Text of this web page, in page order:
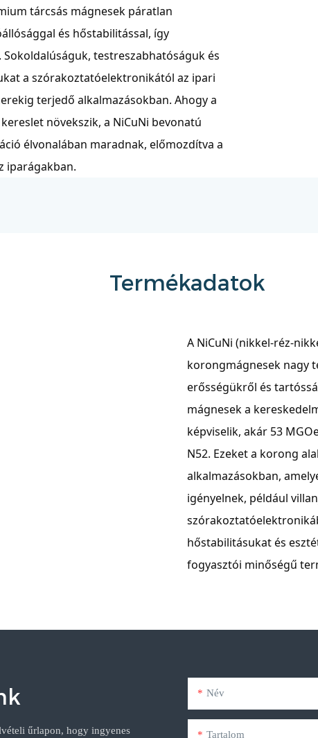
tárcsás mágnesek páratlan
és hőstabilitással, így
testreszabhatóságuk és
a szórakoztatóelektronikától az ipari
terjedő alkalmazásokban. Ahogy a
növekszik, a NiCuNi bevonatú
élvonalában maradnak, előmozdítva a
iparágakban.
Termékadatok
A NiCuNi (nikkel-réz-
korongmágnesek nagy
erősségükről és
mágnesek a
képviselik, akár 53
N52. Ezeket a korong
alkalmazásokban,
igényelnek, például
hőstabilitásukat és
fogyasztói minőségű
űrlapon, hogy ingyenes
Név
Tartalom